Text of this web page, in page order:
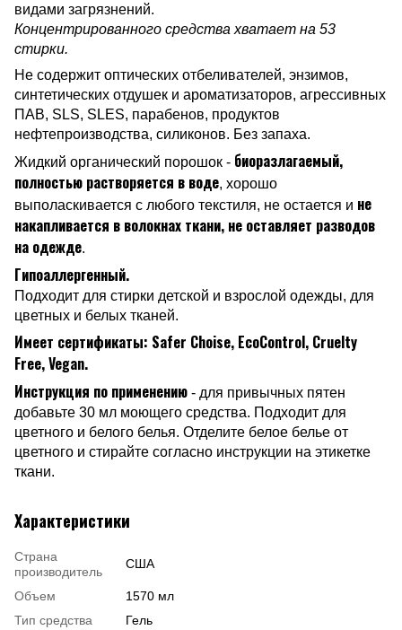
видами загрязнений.
Концентрированного средства хватает на 53
стирки.
Не содержит оптических отбеливателей, энзимов,
синтетических отдушек и ароматизаторов, агрессивных
ПАВ, SLS, SLES, парабенов, продуктов
нефтепроизводства, силиконов. Без запаха.
Жидкий органический порошок - биоразлагаемый,
полностью растворяется в воде, хорошо
выполаскивается с любого текстиля, не остается и не
накапливается в волокнах ткани, не оставляет разводов
на одежде.
Гипоаллергенный.
Подходит для стирки детской и взрослой одежды, для
цветных и белых тканей.
Имеет сертификаты: Safer Choise, EcoControl, Cruelty
Free, Vegan.
Инструкция по применению - для привычных пятен
добавьте 30 мл моющего средства. Подходит для
цветного и белого белья. Отделите белое белье от
цветного и стирайте согласно инструкции на этикетке
ткани.
Характеристики
Страна
производитель
США
Объем
1570 мл
Тип средства
Гель